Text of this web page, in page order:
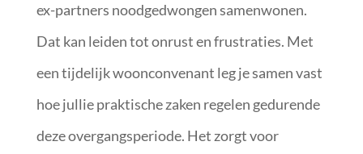
ex-partners noodgedwongen samenwonen.
Dat kan leiden tot onrust en frustraties. Met
een tijdelijk woonconvenant leg je samen vast
hoe jullie praktische zaken regelen gedurende
deze overgangsperiode. Het zorgt voor